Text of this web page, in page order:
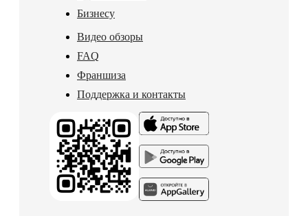
Бизнесу
Видео обзоры
FAQ
Франшиза
Поддержка и контакты